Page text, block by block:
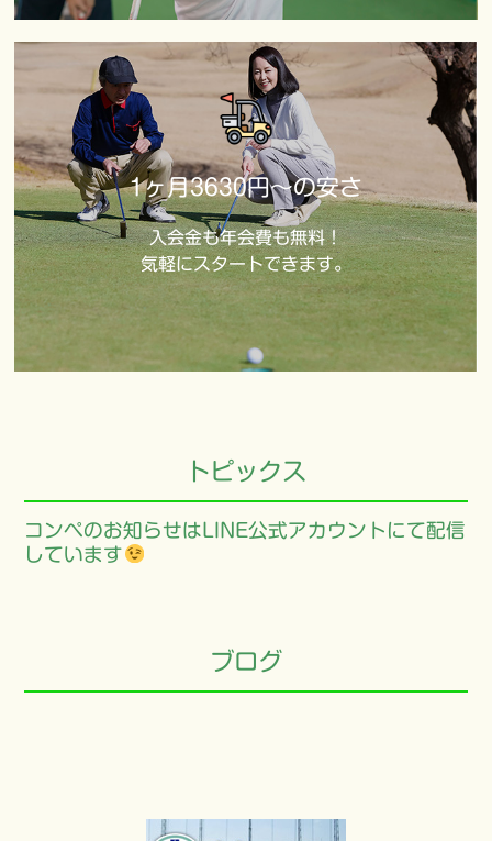
1ヶ月3630円～の安さ
入会金も年会費も無料！
気軽にスタートできます。
トピックス
コンペのお知らせはLINE公式アカウントにて配信
しています
ブログ